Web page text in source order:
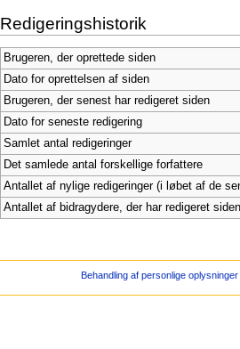
Redigeringshistorik
Brugeren, der oprettede siden
Dato for oprettelsen af siden
Brugeren, der senest har redigeret siden
Dato for seneste redigering
Samlet antal redigeringer
Det samlede antal forskellige forfattere
Antallet af nylige redigeringer (i løbet af de
Antallet af bidragydere, der har redigeret
Behandling af personlige oplysninger